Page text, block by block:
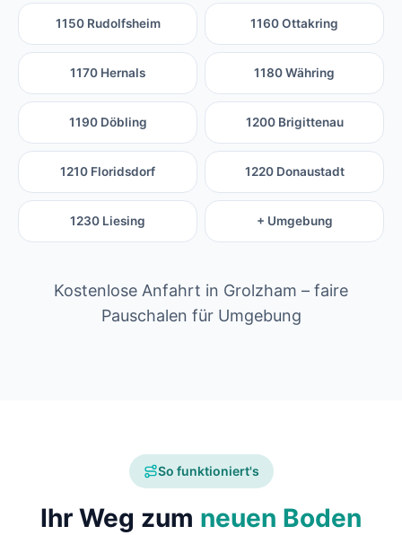
1150 Rudolfsheim 1160 Ottakring
1170 Hernals 1180 Währing
1190 Döbling 1200 Brigittenau
1210 Floridsdorf 1220 Donaustadt
1230 Liesing + Umgebung
Kostenlose Anfahrt in Grolzham – faire
Pauschalen für Umgebung
So funktioniert's
Ihr Weg zum neuen Boden